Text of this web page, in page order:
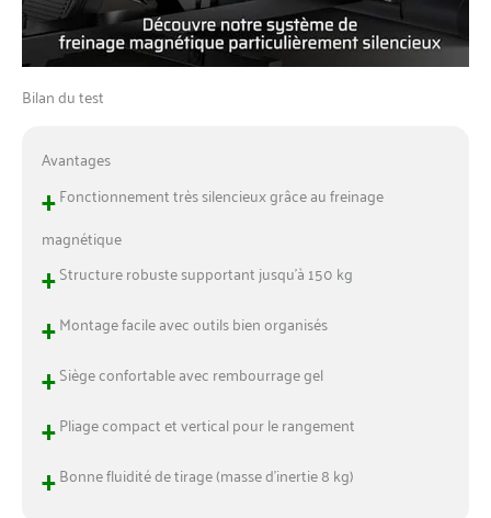
Bilan du test
Avantages
+Fonctionnement très silencieux grâce au freinage
magnétique
+Structure robuste supportant jusqu’à 150 kg
+Montage facile avec outils bien organisés
+Siège confortable avec rembourrage gel
+Pliage compact et vertical pour le rangement
+Bonne fluidité de tirage (masse d’inertie 8 kg)